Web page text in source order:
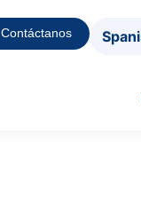
Contáctanos